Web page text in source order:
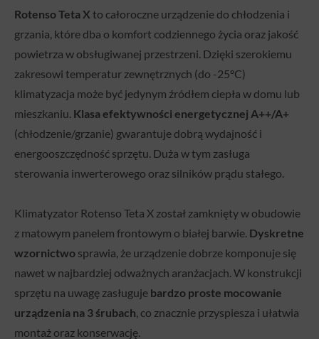
Rotenso Teta X to całoroczne urządzenie do chłodzenia i
grzania, które dba o komfort codziennego życia oraz jakość
powietrza w obsługiwanej przestrzeni. Dzięki szerokiemu
zakresowi temperatur zewnętrznych (do -25°C)
klimatyzacja może być jedynym źródłem ciepła w domu lub
mieszkaniu. Klasa efektywności energetycznej A++/A+
(chłodzenie/grzanie) gwarantuje dobrą wydajność i
energooszczędność sprzętu. Duża w tym zasługa
sterowania inwerterowego oraz silników prądu stałego.
Klimatyzator Rotenso Teta X został zamknięty w obudowie
z matowym panelem frontowym o białej barwie. Dyskretne
wzornictwo sprawia, że urządzenie dobrze komponuje się
nawet w najbardziej odważnych aranżacjach. W konstrukcji
sprzętu na uwagę zasługuje bardzo proste mocowanie
urządzenia na 3 śrubach, co znacznie przyspiesza i ułatwia
montaż oraz konserwację.